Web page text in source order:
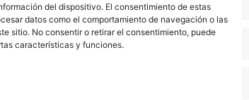
del dispositivo. El consentimiento de estas
datos como el comportamiento de navegación o las
sitio. No consentir o retirar el consentimiento, puede
características y funciones.